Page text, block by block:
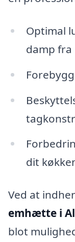
Optimal
damp fra
dit
Ved at
emhætte i
blot